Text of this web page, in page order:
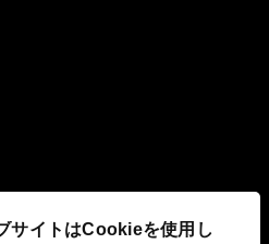
サイトはCookieを使用し
組み